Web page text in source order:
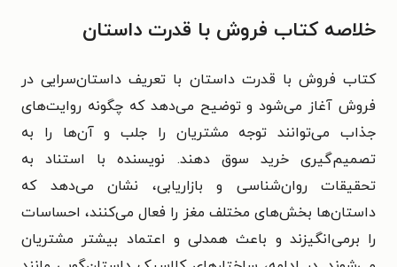
خلاصه کتاب فروش با قدرت داستان
کتاب فروش با قدرت داستان با تعریف داستان‌سرایی در
فروش آغاز می‌شود و توضیح می‌دهد که چگونه روایت‌های
جذاب می‌توانند توجه مشتریان را جلب و آن‌ها را به
تصمیم‌گیری خرید سوق دهند. نویسنده با استناد به
تحقیقات روان‌شناسی و بازاریابی، نشان می‌دهد که
داستان‌ها بخش‌های مختلف مغز را فعال می‌کنند، احساسات
را برمی‌انگیزند و باعث همدلی و اعتماد بیشتر مشتریان